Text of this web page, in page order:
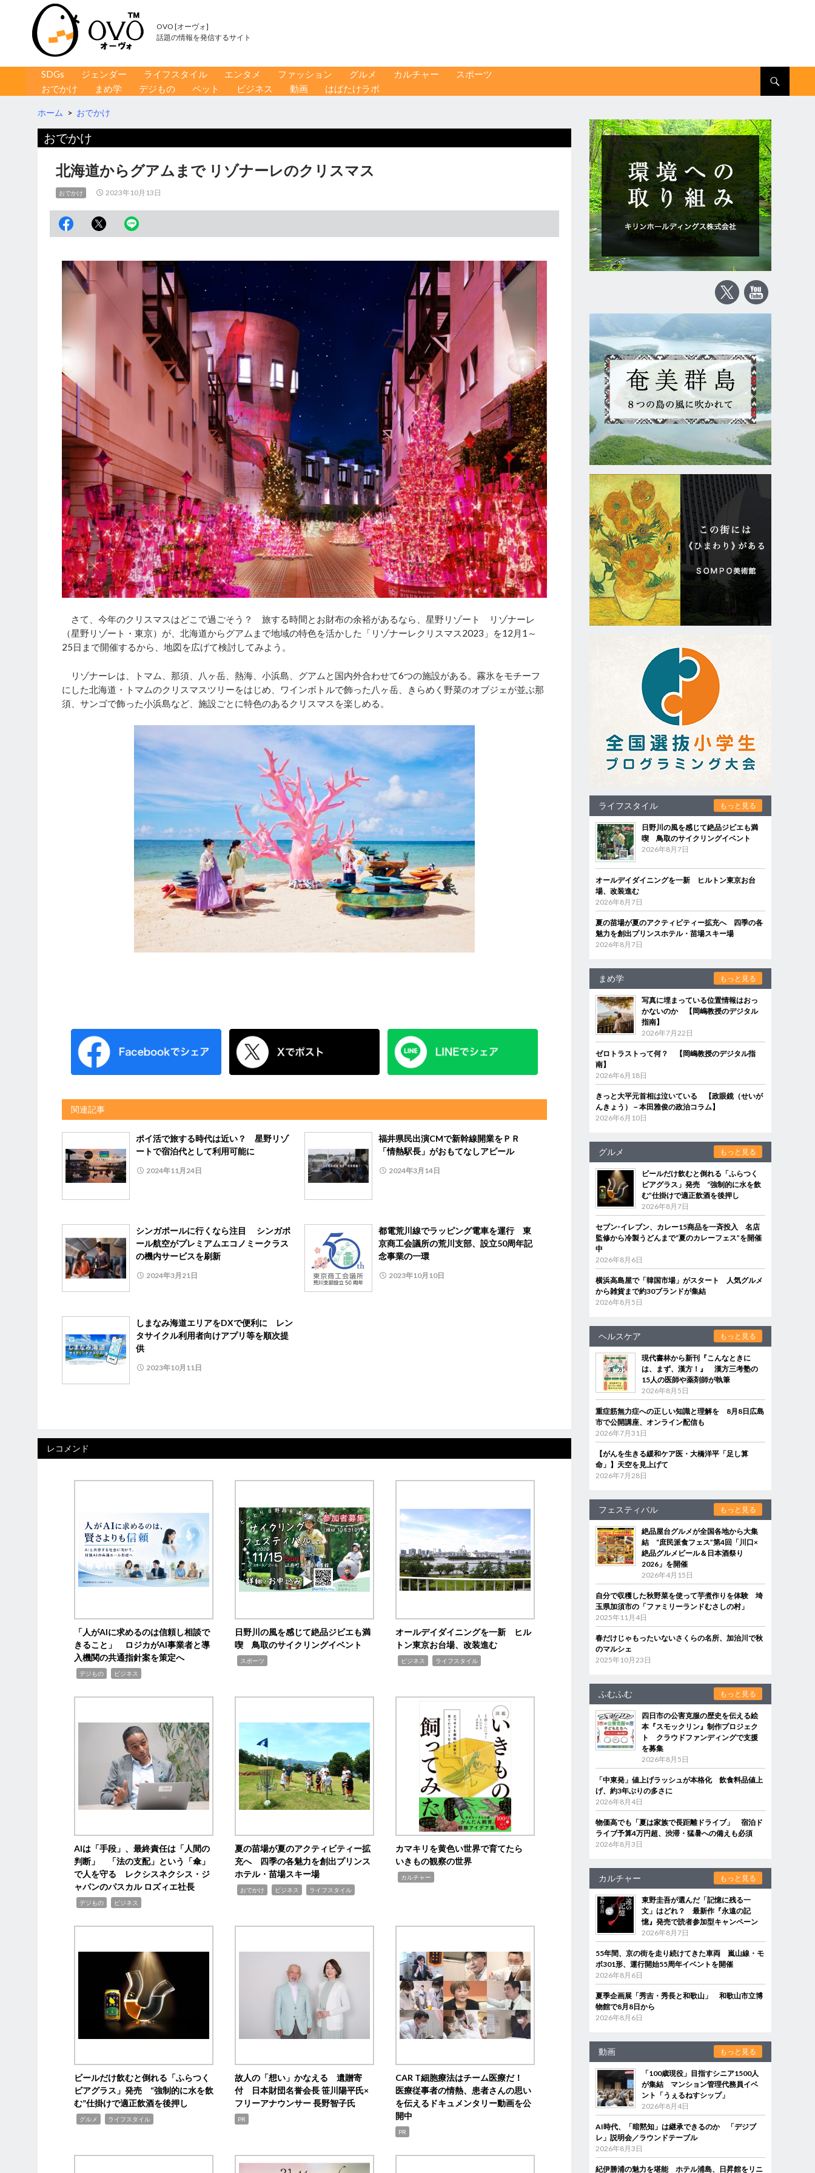
OVO [オーヴォ]
話題の情報を発信するサイト
コンテンツへ移動
SDGs ジェンダー ライフスタイル エンタメ ファッション グルメ カルチャー
スポーツ
おでかけ
まめ学 デジもの ペット ビジネス 動画 はばたけラボ
ホーム > おでかけ
おでかけ
北海道からグアムまで リゾナーレのクリスマス
おでかけ 2023年10月13日
さて、今年のクリスマスはどこで過ごそう？ 旅する時間とお財布の余裕があるなら、星野リゾート リゾナーレ
（星野リゾート・東京）が、北海道からグアムまで地域の特色を活かした「リゾナーレクリスマス2023」を12月1～
25日まで開催するから、地図を広げて検討してみよう。
リゾナーレは、トマム、那須、八ヶ岳、熱海、小浜島、グアムと国内外合わせて6つの施設がある。霧氷をモチーフ
にした北海道・トマムのクリスマスツリーをはじめ、ワインボトルで飾った八ヶ岳、きらめく野菜のオブジェが並ぶ那
須、サンゴで飾った小浜島など、施設ごとに特色のあるクリスマスを楽しめる。
関連記事
ポイ活で旅する時代は近い？ 星野リゾ
ートで宿泊代として利用可能に
2024年11月24日
福井県民出演CMで新幹線開業をＰＲ
「情熱駅長」がおもてなしアピール
2024年3月14日
シンガポールに行くなら注目 シンガポ
ール航空がプレミアムエコノミークラス
の機内サービスを刷新
2024年3月21日
都電荒川線でラッピング電車を運行 東
京商工会議所の荒川支部、設立50周年記
念事業の一環
2023年10月10日
しまなみ海道エリアをDXで便利に レン
タサイクル利用者向けアプリ等を順次提
供
2023年10月11日
レコメンド
「人がAIに求めるのは信頼し相談で
きること」 ロジカがAI事業者と導
入機関の共通指針案を策定へ
デジもの ビジネス
日野川の風を感じて絶品ジビエも満
喫 鳥取のサイクリングイベント
スポーツ
オールデイダイニングを一新 ヒル
トン東京お台場、改装進む
ビジネス ライフスタイル
AIは「手段」、最終責任は「人間の
判断」 「法の支配」という「傘」
で人を守る レクシスネクシス・ジ
ャパンのパスカル ロズィエ社長
デジもの ビジネス
夏の苗場が夏のアクティビティー拡
充へ 四季の各魅力を創出プリンス
ホテル・苗場スキー場
おでかけ ビジネス ライフスタイル
カマキリを黄色い世界で育てたら
いきもの観察の世界
カルチャー
ビールだけ飲むと倒れる「ふらつく
ビアグラス」発売 “強制的に水を飲
む”仕掛けで適正飲酒を後押し
グルメ ライフスタイル
故人の「想い」かなえる 遺贈寄
付 日本財団名誉会長 笹川陽平氏×
フリーアナウンサー 長野智子氏
PR
CAR T細胞療法はチーム医療だ！
医療従事者の情熱、患者さんの思い
を伝えるドキュメンタリー動画を公
開中
PR
ライフスタイル もっと見る
日野川の風を感じて絶品ジビエも満
喫 鳥取のサイクリングイベント
2026年8月7日
オールデイダイニングを一新 ヒルトン東京お台
場、改装進む
2026年8月7日
夏の苗場が夏のアクティビティー拡充へ 四季の各
魅力を創出プリンスホテル・苗場スキー場
2026年8月7日
まめ学 もっと見る
写真に埋まっている位置情報はおっ
かないのか 【岡嶋教授のデジタル
指南】
2026年7月22日
ゼロトラストって何？ 【岡嶋教授のデジタル指
南】
2026年6月18日
きっと大平元首相は泣いている 【政眼鏡（せいが
んきょう）－本田雅俊の政治コラム】
2026年6月10日
グルメ もっと見る
ビールだけ飲むと倒れる「ふらつく
ビアグラス」発売 “強制的に水を飲
む”仕掛けで適正飲酒を後押し
2026年8月7日
セブン‐イレブン、カレー15商品を一斉投入 名店
監修から冷製うどんまで“夏のカレーフェス”を開催
中
2026年8月6日
横浜高島屋で「韓国市場」がスタート 人気グルメ
から雑貨まで約30ブランドが集結
2026年8月5日
ヘルスケア もっと見る
現代書林から新刊『こんなときに
は、まず、漢方！』 漢方三考塾の
15人の医師や薬剤師が執筆
2026年8月5日
重症筋無力症への正しい知識と理解を 8月8日広島
市で公開講座、オンライン配信も
2026年7月31日
【がんを生きる緩和ケア医・大橋洋平「足し算
命」】天空を見上げて
2026年7月28日
フェスティバル もっと見る
絶品屋台グルメが全国各地から大集
結 “庶民派食フェス”第4回「川口×
絶品グルメビール＆日本酒祭り
2026」を開催
2026年4月15日
自分で収穫した秋野菜を使って芋煮作りを体験 埼
玉県加須市の「ファミリーランドむさしの村」
2025年11月4日
春だけじゃもったいないさくらの名所、加治川で秋
のマルシェ
2025年10月23日
ふむふむ もっと見る
四日市の公害克服の歴史を伝える絵
本『スモックリン』制作プロジェク
ト クラウドファンディングで支援
を募集
2026年8月5日
「中東発」値上げラッシュが本格化 飲食料品値上
げ、約3年ぶりの多さに
2026年8月4日
物価高でも「夏は家族で長距離ドライブ」 宿泊ド
ライブ予算4万円超、渋滞・猛暑への備えも必須
2026年8月3日
カルチャー もっと見る
東野圭吾が選んだ「記憶に残る一
文」はどれ？ 最新作『永遠の記
憶』発売で読者参加型キャンペーン
2026年8月7日
55年間、京の街を走り続けてきた車両 嵐山線・モ
ボ301形、運行開始55周年イベントを開催
2026年8月6日
夏季企画展「秀吉・秀長と和歌山」 和歌山市立博
物館で8月8日から
2026年8月6日
動画 もっと見る
「100歳現役」目指すシニア1500人
が集結 マンション管理代務員イベ
ント「うぇるねすシップ」
2026年8月4日
AI時代、「暗黙知」は継承できるのか 「デジブ
レ」説明会／ラウンドテーブル
2026年8月3日
紀伊勝浦の魅力を堪能 ホテル浦島、日昇館をリニ